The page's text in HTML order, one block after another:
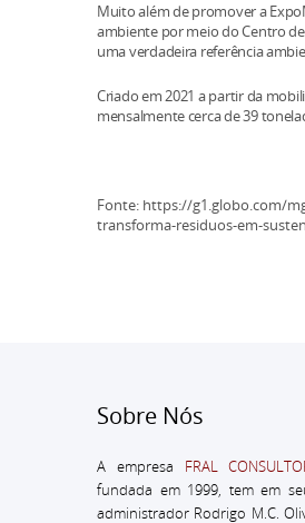
Muito além de promover a
ambiente por meio do Centro
uma verdadeira referência
Criado em 2021 a partir da
mensalmente cerca de 39
Fonte: https://g1.globo.com/
transforma-residuos-em-
Sobre Nós
A empresa FRAL
fundada em 1999, tem em
administrador Rodrigo M.C.